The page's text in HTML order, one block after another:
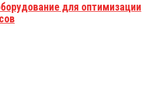
для оптимизации